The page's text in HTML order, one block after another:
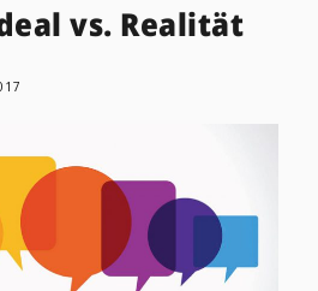
vs. Realität